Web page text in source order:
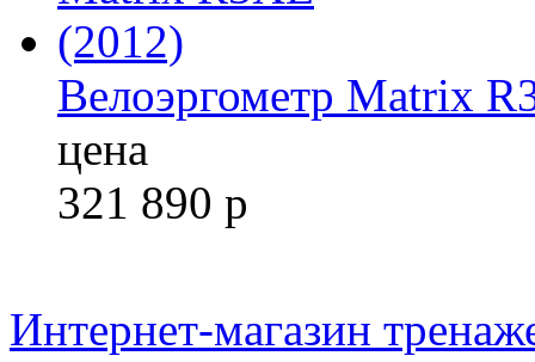
Велоэргометр Matrix
цена
321 890 р
Интернет-магазин